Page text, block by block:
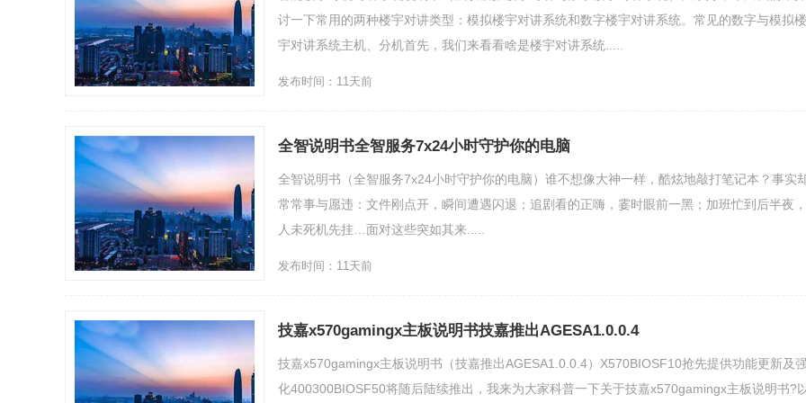
讨一下常用的两种楼宇对讲类型：模拟楼宇对讲系统和数字楼宇对讲系统。常见的数字与模拟楼
宇对讲系统主机、分机首先，我们来看看啥是楼宇对讲系统.....
发布时间：11天前
全智说明书全智服务7x24小时守护你的电脑
全智说明书（全智服务7x24小时守护你的电脑）谁不想像大神一样，酷炫地敲打笔记本？事实
常常事与愿违：文件刚点开，瞬间遭遇闪退；追剧看的正嗨，霎时眼前一黑；加班忙到后半夜，
人未死机先挂…面对这些突如其来.....
发布时间：11天前
技嘉x570gamingx主板说明书技嘉推出AGESA1.0.0.4
技嘉x570gamingx主板说明书（技嘉推出AGESA1.0.0.4）X570BIOSF10抢先提供功能更新及强
化400300BIOSF50将随后陆续推出，我来为大家科普一下关于技嘉x570gamingx主板说明书?